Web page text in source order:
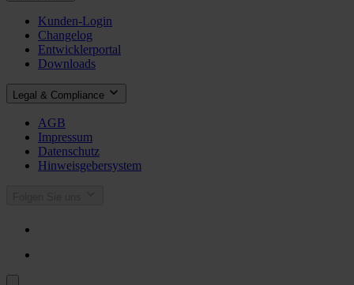
Kunden-Login
Changelog
Entwicklerportal
Downloads
Legal & Compliance
AGB
Impressum
Datenschutz
Hinweisgebersystem